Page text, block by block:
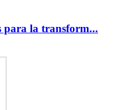
para la transform...